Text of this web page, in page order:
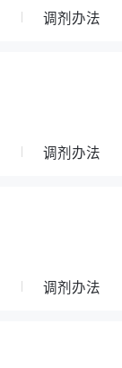
调剂办法
调剂办法
调剂办法